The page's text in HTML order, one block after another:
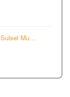
Sulsel Mu…